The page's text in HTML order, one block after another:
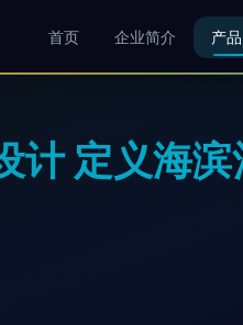
首页 企业简介 产
定义海